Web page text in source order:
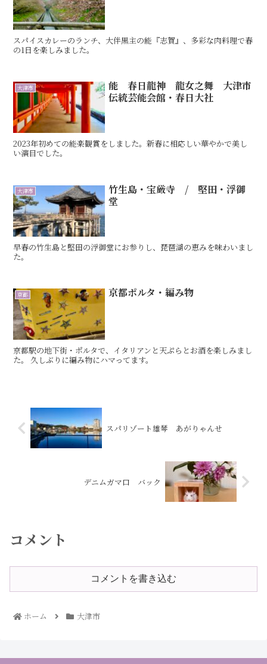
スパイスカレーのランチ、大伴黒主の能『志賀』、多彩な肉料理で春
の1日を楽しみました。
大津市
能 春日龍神 龍女之舞 大津市
伝統芸能会館・春日大社
2023年初めての能楽観賞をしました。新春に相応しい華やかで美し
い演目でした。
大津市
竹生島・宝厳寺 / 堅田・浮御
堂
早春の竹生島と堅田の浮御堂にお参りし、琵琶湖の恵みを味わいまし
た。
京都 京都ポルタ・編み物
京都駅の地下街・ポルタで、イタリアンと天ぷらとお酒を楽しみまし
た。 久しぶりに編み物にハマってます。
スパリゾート雄琴 あがりゃんせ
デニムガマ口 バック
コメント
コメントを書き込む
ホーム 大津市